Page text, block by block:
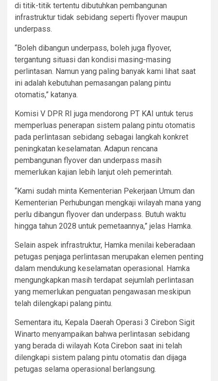
di titik-titik tertentu dibutuhkan pembangunan
infrastruktur tidak sebidang seperti flyover maupun
underpass.
“Boleh dibangun underpass, boleh juga flyover,
tergantung situasi dan kondisi masing-masing
perlintasan. Namun yang paling banyak kami lihat saat
ini adalah kebutuhan pemasangan palang pintu
otomatis,” katanya.
Komisi V DPR RI juga mendorong PT KAI untuk terus
memperluas penerapan sistem palang pintu otomatis
pada perlintasan sebidang sebagai langkah konkret
peningkatan keselamatan. Adapun rencana
pembangunan flyover dan underpass masih
memerlukan kajian lebih lanjut oleh pemerintah.
“Kami sudah minta Kementerian Pekerjaan Umum dan
Kementerian Perhubungan mengkaji wilayah mana yang
perlu dibangun flyover dan underpass. Butuh waktu
hingga tahun 2028 untuk pemetaannya,” jelas Hamka.
Selain aspek infrastruktur, Hamka menilai keberadaan
petugas penjaga perlintasan merupakan elemen penting
dalam mendukung keselamatan operasional. Hamka
mengungkapkan masih terdapat sejumlah perlintasan
yang memerlukan penguatan pengawasan meskipun
telah dilengkapi palang pintu.
Sementara itu, Kepala Daerah Operasi 3 Cirebon Sigit
Winarto menyampaikan bahwa perlintasan sebidang
yang berada di wilayah Kota Cirebon saat ini telah
dilengkapi sistem palang pintu otomatis dan dijaga
petugas selama operasional berlangsung.